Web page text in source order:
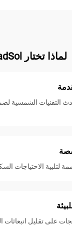
لماذا تختار FadSol
التقنيات الشمسية
الاحتياجات
على تقليل انبعاثات